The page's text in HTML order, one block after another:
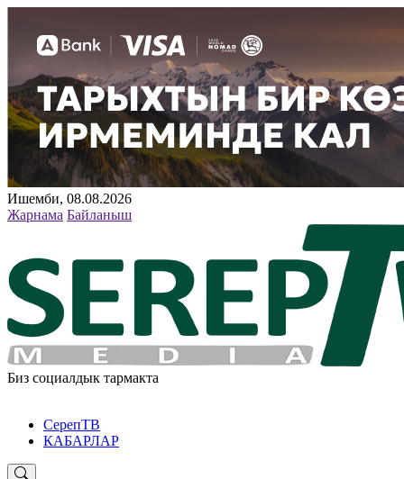
Ишемби, 08.08.2026
Жарнама Байланыш
Биз социалдык тармакта
СерепТВ
КАБАРЛАР